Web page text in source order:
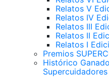
Relatos V
Relatos IV
Relatos III
Relatos II
Relatos I
Premios
Histórico
Supercuidadores